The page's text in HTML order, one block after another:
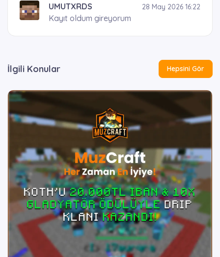
UMUTXRDS 28 May 2026 16:22
Kayıt oldum gireyorum
İlgili Konular Hepsini Gör